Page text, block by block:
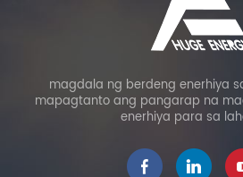
magdala ng berdeng enerhiya
mapagtanto ang pangarap na
enerhiya para sa